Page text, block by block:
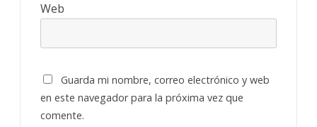
Web
Guarda mi nombre, correo electrónico y web
en este navegador para la próxima vez que
comente.